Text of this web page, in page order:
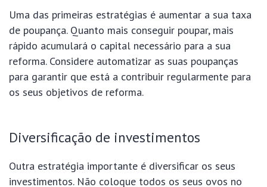
Uma das primeiras estratégias é aumentar a sua taxa
de poupança. Quanto mais conseguir poupar, mais
rápido acumulará o capital necessário para a sua
reforma. Considere automatizar as suas poupanças
para garantir que está a contribuir regularmente para
os seus objetivos de reforma.
Diversificação de investimentos
Outra estratégia importante é diversificar os seus
investimentos. Não coloque todos os seus ovos no